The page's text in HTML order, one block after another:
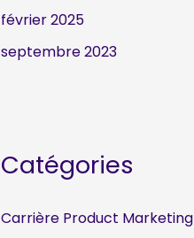
février 2025
septembre 2023
Catégories
Carrière Product Marketing